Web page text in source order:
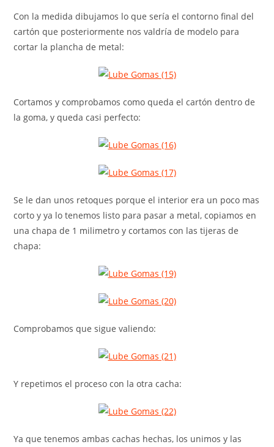
Con la medida dibujamos lo que sería el contorno final del
cartón que posteriormente nos valdría de modelo para
cortar la plancha de metal:
Cortamos y comprobamos como queda el cartón dentro de
la goma, y queda casi perfecto:
Se le dan unos retoques porque el interior era un poco mas
corto y ya lo tenemos listo para pasar a metal, copiamos en
una chapa de 1 milimetro y cortamos con las tijeras de
chapa:
Comprobamos que sigue valiendo:
Y repetimos el proceso con la otra cacha:
Ya que tenemos ambas cachas hechas, los unimos y las